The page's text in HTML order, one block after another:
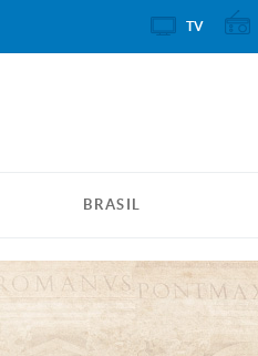
BRASIL
TV